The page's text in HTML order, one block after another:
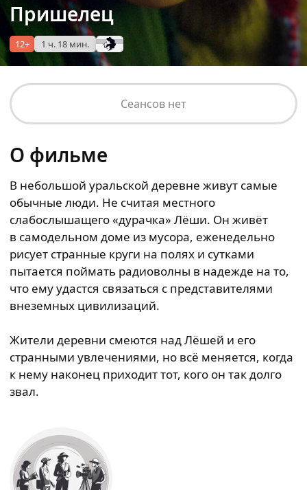
Пришелец
12+ 1 ч. 18 мин.
Сеансов нет
О фильме
В небольшой уральской деревне живут самые
обычные люди. Не считая местного
слабослышащего «дурачка» Лёши. Он живёт
в самодельном доме из мусора, еженедельно
рисует странные круги на полях и сутками
пытается поймать радиоволны в надежде на то,
что ему удастся связаться с представителями
внеземных цивилизаций.
Жители деревни смеются над Лёшей и его
странными увлечениями, но всё меняется, когда
к нему наконец приходит тот, кого он так долго
звал.